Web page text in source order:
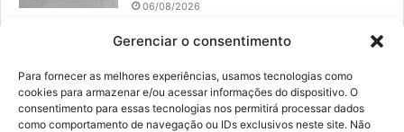
Gerenciar o consentimento
Para fornecer as melhores experiências, usamos tecnologias como
cookies para armazenar e/ou acessar informações do dispositivo. O
consentimento para essas tecnologias nos permitirá processar dados
como comportamento de navegação ou IDs exclusivos neste site. Não
06/08/2026
Prefeitura convoca organizações de
Resíduos Sólidos
05/08/2026